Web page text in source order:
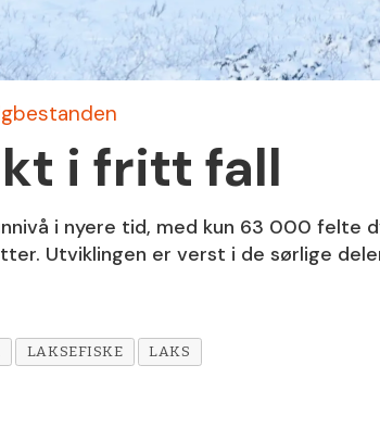
i fritt fall
i nyere tid, med kun 63 000 felte
Utviklingen er verst i de sørlige
LAKSEFISKE LAKS